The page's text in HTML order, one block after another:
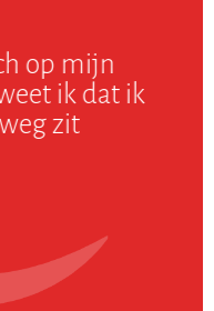
op mijn
ik dat ik
zit